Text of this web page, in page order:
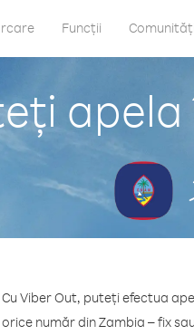
Funcții Comunități
Cu Viber Out, puteți efectua
număr din Zambia – fix